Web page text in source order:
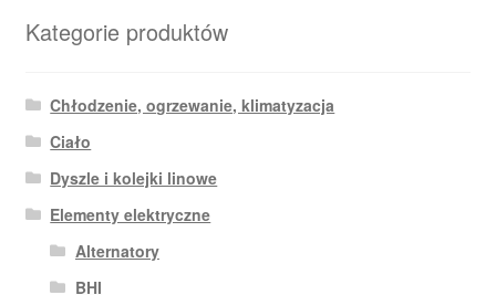
Kategorie produktów
Chłodzenie, ogrzewanie, klimatyzacja
Ciało
Dyszle i kolejki linowe
Elementy elektryczne
Alternatory
BHI